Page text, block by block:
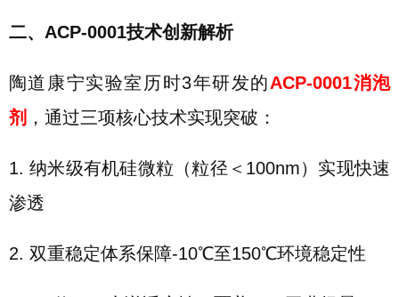
二、ACP-0001技术创新解析
陶道康宁实验室历时3年研发的ACP-0001消泡
剂 ，通过三项核心技术实现突破：
1. 纳米级有机硅微粒（粒径＜100nm）实现快速
渗透
2. 双重稳定体系保障-10℃至150℃环境稳定性